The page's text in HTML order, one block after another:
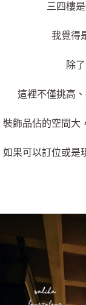
三四樓
我覺得
除
這裡不僅挑高
裝飾品佔的空間大
如果可以訂位或是